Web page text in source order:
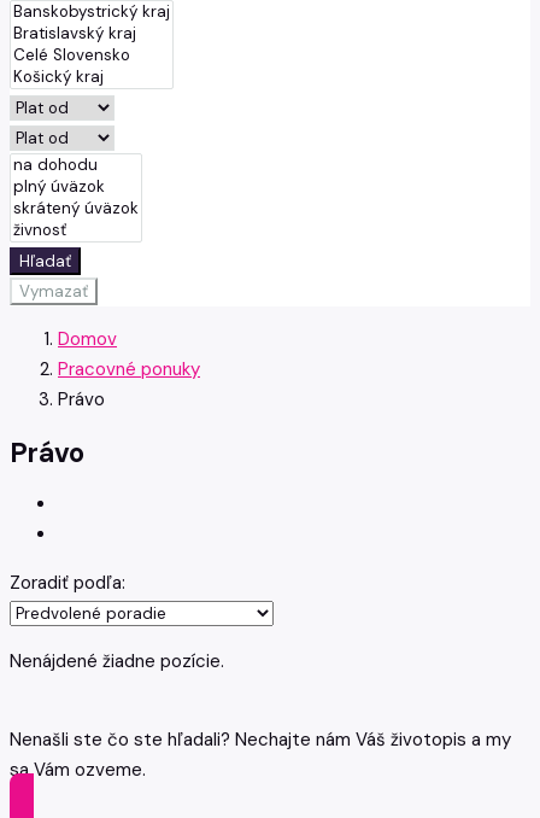
Hľadať
Vymazať
Domov
Pracovné ponuky
Právo
Právo
Zoradiť podľa:
Nenájdené žiadne pozície.
Nenašli ste čo ste hľadali? Nechajte nám Váš životopis a my
sa Vám ozveme.